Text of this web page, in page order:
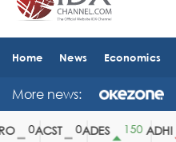
Home News Economics
More news:
ACST ADES
150 ADHI